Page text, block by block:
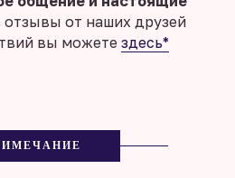
отзывы от наших друзей
вы можете здесь*